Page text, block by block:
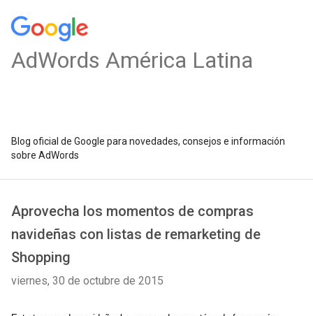
AdWords América Latina
Blog oficial de Google para novedades, consejos e información
sobre AdWords
Aprovecha los momentos de compras
navideñas con listas de remarketing de
Shopping
viernes, 30 de octubre de 2015